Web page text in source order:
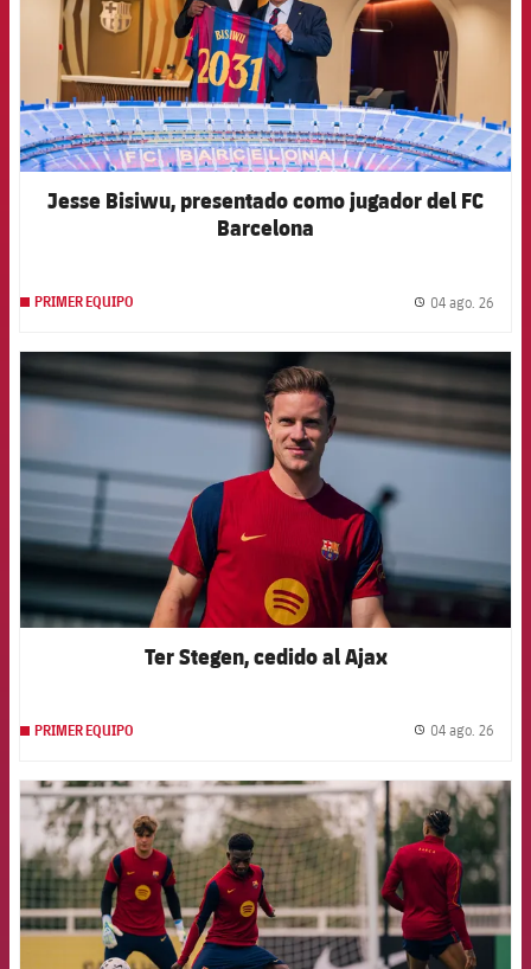
Jesse Bisiwu, presentado como jugador del FC
Barcelona
PRIMER EQUIPO 04 ago. 26
FCB Barcelona badge
Ter Stegen, cedido al Ajax
PRIMER EQUIPO 04 ago. 26
FCB Barcelona badge